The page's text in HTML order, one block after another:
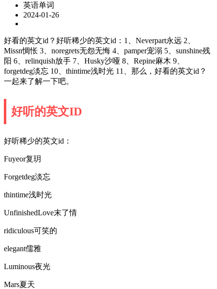
英语单词
2024-01-26
好看的英文id？好听稀少的英文id：1、Neverpart永远 2、
Missn惆怅 3、noregrets无怨无悔 4、pamper宠溺 5、sunshine残
阳 6、relinquish放手 7、Husky沙哑 8、Repine麻木 9、
forgetdeg淡忘 10、thintime浅时光 11、那么，好看的英文id？
一起来了解一下吧。
好听的英文ID
好听稀少的英文id：
Fuyeor复玥
Forgetdeg淡忘
thintime浅时光
UnfinishedLove末了情
ridiculous可笑的
elegant儒雅
Luminous夜光
Mars夏天